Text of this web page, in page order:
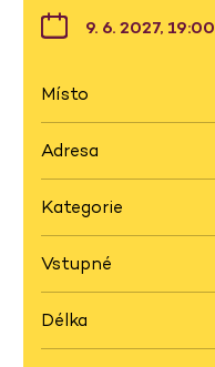
9. 6. 2027, 19:00
Místo
Adresa
Kategorie
Vstupné
Délka